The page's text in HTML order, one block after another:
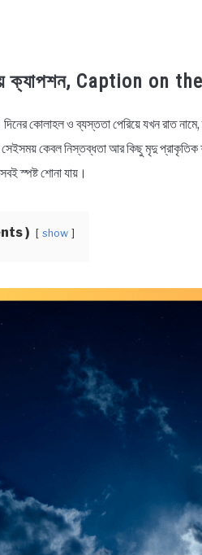
ক্যাপশন, Caption
কোলাহল ও ব্যস্ততা পেরিয়ে যখন রাত নামে,
কেবল নিস্তব্ধতা আর কিছু মৃদু প্রাকৃতিক
স্পষ্ট শোনা যায়।
) show